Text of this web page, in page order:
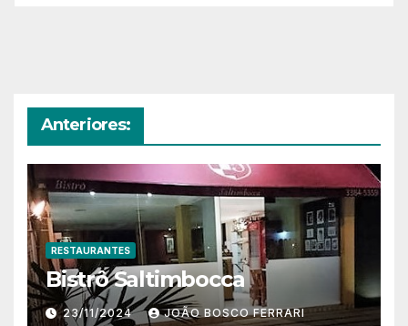
Anteriores:
RESTAURANTES
Bistrô Saltimbocca
23/11/2024 JOÃO BOSCO FERRARI